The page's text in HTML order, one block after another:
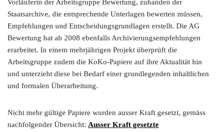
Vorläuferin der Arbeitsgruppe Bewertung, zuhanden der
Staatsarchive, die entsprechende Unterlagen bewerten müssen,
Empfehlungen und Entscheidungsgrundlagen erstellt. Die AG
Bewertung hat ab 2008 ebenfalls Archivierungsempfehlungen
erarbeitet. In einem mehrjährigen Projekt überprüft die
Arbeitsgruppe zudem die KoKo-Papiere auf ihre Aktualität hin
und unterzieht diese bei Bedarf einer grundlegenden inhaltlichen
und formalen Überarbeitung.
Nicht mehr gültige Papiere wurden ausser Kraft gesetzt, gemäss
nachfolgender Übersicht: Ausser Kraft gesetzte